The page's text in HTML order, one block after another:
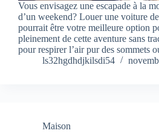
Vous envisagez une escapade à la
d’un weekend? Louer une voiture
pourrait être votre meilleure option
pleinement de cette aventure sans
pour respirer l’air pur des sommets
ls32hgdhdjkilsdi54
Maison